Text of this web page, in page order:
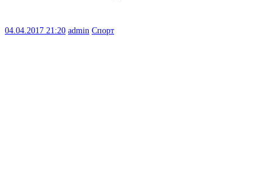
04.04.2017 21:20 admin Спорт